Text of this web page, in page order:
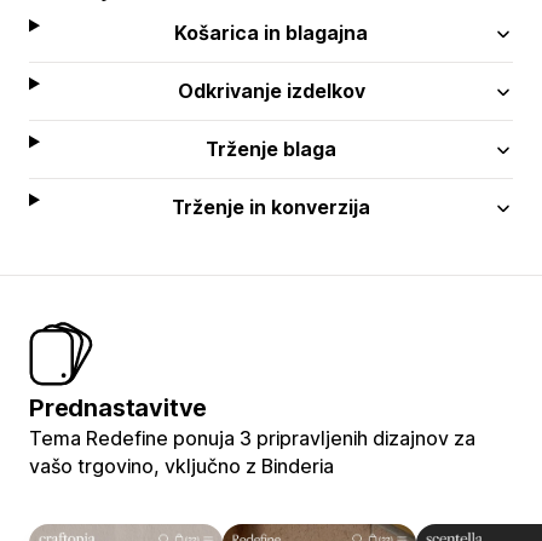
Košarica in blagajna
Odkrivanje izdelkov
Trženje blaga
Trženje in konverzija
Prednastavitve
Tema Redefine ponuja 3 pripravljenih dizajnov za
vašo trgovino, vključno z Binderia